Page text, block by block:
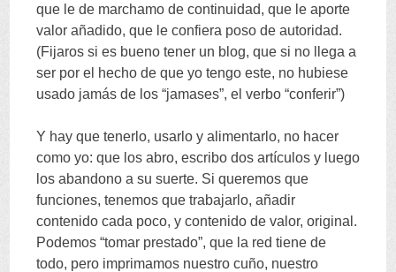
que le de marchamo de continuidad,que le aporte
valor añadido,que le confiera poso de autoridad.
(Fijaros si es bueno tener un blog,que si no llega a
ser por el hecho de que yo tengo este, no hubiese
usado jamás de los “jamases”,el verbo “conferir”)
Y hay que tenerlo, usarlo y alimentarlo, no hacer
como yo:que los abro,escribo dos artículos y luego
los abandono a su suerte. Si queremos que
funciones,tenemos que trabajarlo,añadir
contenido cada poco,y contenido de valor,original .
Podemos “tomar prestado”,que la red tiene de
todo, pero imprimamos nuestro cuño, nuestro